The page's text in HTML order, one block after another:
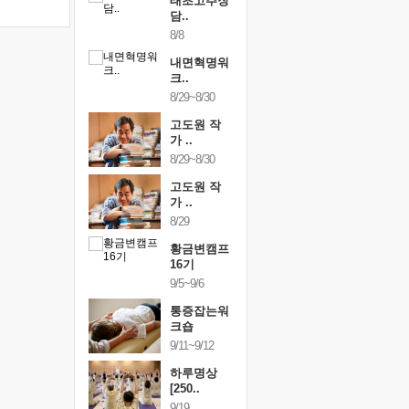
담..
8/8
내면혁명워
크..
8/29~8/30
고도원 작
가 ..
8/29~8/30
고도원 작
가 ..
8/29
황금변캠프
16기
9/5~9/6
통증잡는워
크숍
9/11~9/12
하루명상
[250..